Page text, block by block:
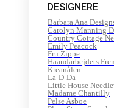
DESIGNERE
Barbara Ana
Carolyn Manning
Country Cottage
Emily Peacock
Fru Zippe
Haandarbejdets
Kreanålen
La-D-Da
Little House
Madame Chantilly
Pelse Asboe